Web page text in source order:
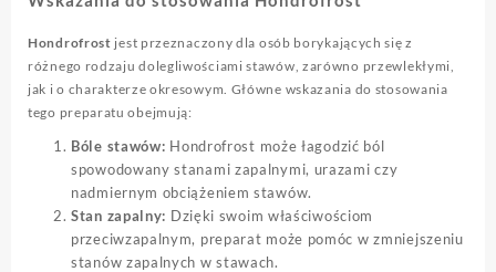
Hondrofrost jest przeznaczony dla osób borykających się z
różnego rodzaju dolegliwościami stawów, zarówno przewlekłymi,
jak i o charakterze okresowym. Główne wskazania do stosowania
tego preparatu obejmują:
Bóle stawów: Hondrofrost może łagodzić ból
spowodowany stanami zapalnymi, urazami czy
nadmiernym obciążeniem stawów.
Stan zapalny: Dzięki swoim właściwościom
przeciwzapalnym, preparat może pomóc w zmniejszeniu
stanów zapalnych w stawach.